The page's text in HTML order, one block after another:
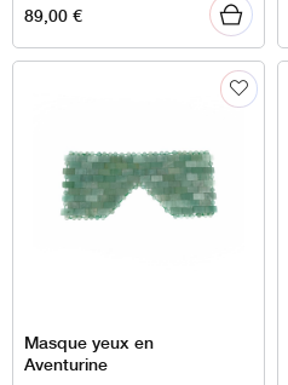
89,00€
Masque yeux en
Aventurine